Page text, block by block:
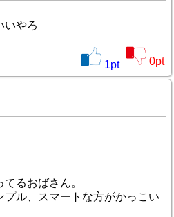
いやろ
1pt 0pt
るおばさん。
ル、スマートな方がかっこい